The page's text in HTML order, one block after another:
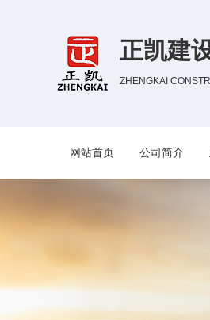
正凯建
ZHENGKAI
网站首页 公司简介